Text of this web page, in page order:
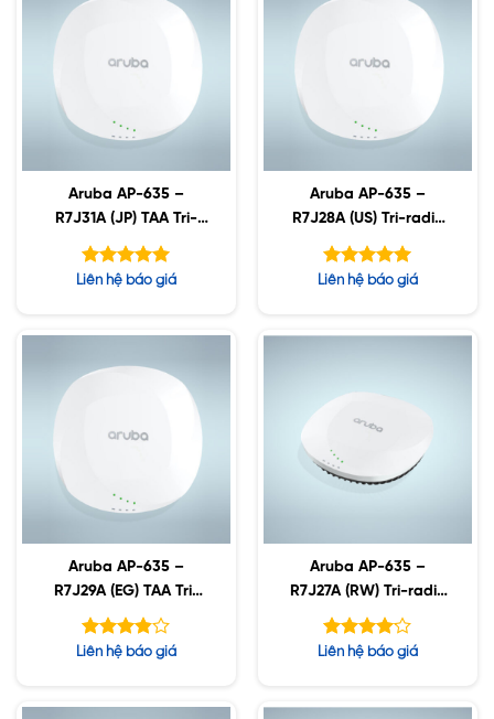
Aruba AP-635 –
R7J31A (JP) TAA Tri-
radio Wi-Fi 6E Internal
Antennas Campus A
Được xếp
Liên hệ báo giá
Aruba AP-635 –
R7J28A (US) Tri-radio
Wi-Fi 6E Internal
Antennas Campus A
Được xếp
Liên hệ báo giá
Aruba AP-635 –
R7J29A (EG) TAA Tri-
radio Wi-Fi 6E Internal
Được
sao
Liên hệ báo giá
Aruba AP-635 –
R7J27A (RW) Tri-radio
Wi-Fi 6E Internal
Được
sao
Liên hệ báo giá